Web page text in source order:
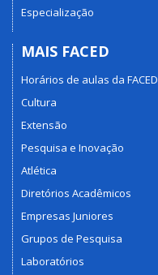
Especialização
MAIS FACED
Horários de aulas da FACED
Cultura
Extensão
Pesquisa e Inovação
Atlética
Diretórios Acadêmicos
Empresas Juniores
Grupos de Pesquisa
Laboratórios